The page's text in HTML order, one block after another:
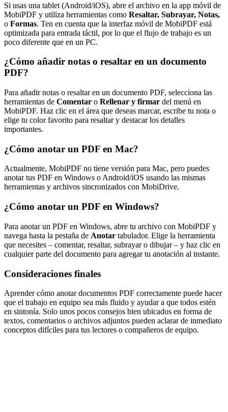
Si usas una tablet (Android/iOS), abre el archivo en la app móvil de
MobiPDF y utiliza herramientas como Resaltar, Subrayar, Notas,
o Formas. Ten en cuenta que la interfaz móvil de MobiPDF está
optimizada para entrada táctil, por lo que el flujo de trabajo es un
poco diferente que en un PC.
¿Cómo añadir notas o resaltar en un documento
PDF?
Para añadir notas o resaltar en un documento PDF, selecciona las
herramientas de Comentar o Rellenar y firmar del menú en
MobiPDF. Haz clic en el área que deseas marcar, escribe tu nota o
elige tu color favorito para resaltar y destacar los detalles
importantes.
¿Cómo anotar un PDF en Mac?
Actualmente, MobiPDF no tiene versión para Mac, pero puedes
anotar tus PDF en Windows o Android/iOS usando las mismas
herramientas y archivos sincronizados con MobiDrive.
¿Cómo anotar un PDF en Windows?
Para anotar un PDF en Windows, abre tu archivo con MobiPDF y
navega hasta la pestaña de Anotar tabulador. Elige la herramienta
que necesites – comentar, resaltar, subrayar o dibujar – y haz clic en
cualquier parte del documento para agregar tu anotación al instante.
Consideraciones finales
Aprender cómo anotar documentos PDF correctamente puede hacer
que el trabajo en equipo sea más fluido y ayudar a que todos estén
en sintonía. Solo unos pocos consejos bien ubicados en forma de
textos, comentarios o archivos adjuntos pueden aclarar de inmediato
conceptos difíciles para tus lectores o compañeros de equipo.